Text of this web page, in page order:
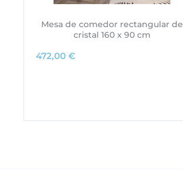
Mesa de comedor rectangular de
cristal 160 x 90 cm
472,00 €